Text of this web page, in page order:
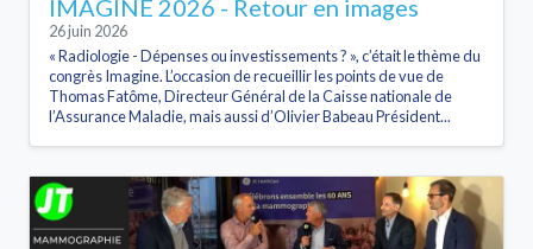
IMAGINE 2026 - Retour en images
26 juin 2026
« Radiologie - Dépenses ou investissements ? », c’était le thème du
congrès Imagine. L’occasion de recueillir les points de vue de
Thomas Fatôme, Directeur Général de la Caisse nationale de
l’Assurance Maladie, mais aussi d’Olivier Babeau Président...